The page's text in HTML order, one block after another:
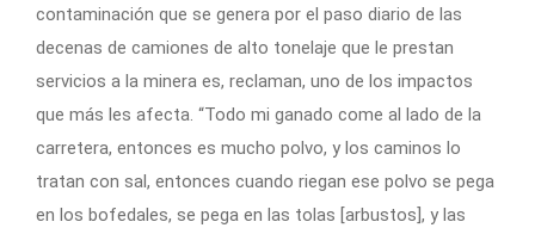
contaminación que se genera por el paso diario de las
decenas de camiones de alto tonelaje que le prestan
servicios a la minera es, reclaman, uno de los impactos
que más les afecta. “Todo mi ganado come al lado de la
carretera, entonces es mucho polvo, y los caminos lo
tratan con sal, entonces cuando riegan ese polvo se pega
en los bofedales, se pega en las tolas [arbustos], y las